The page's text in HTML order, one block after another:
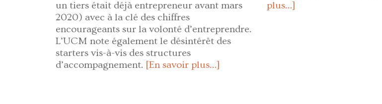
un tiers était déjà entrepreneur avant mars
2020) avec à la clé des chiffres
encourageants sur la volonté d’entreprendre.
L’UCM note également le désintérêt des
starters vis-à-vis des structures
d’accompagnement. [En savoir plus…]
plus…]